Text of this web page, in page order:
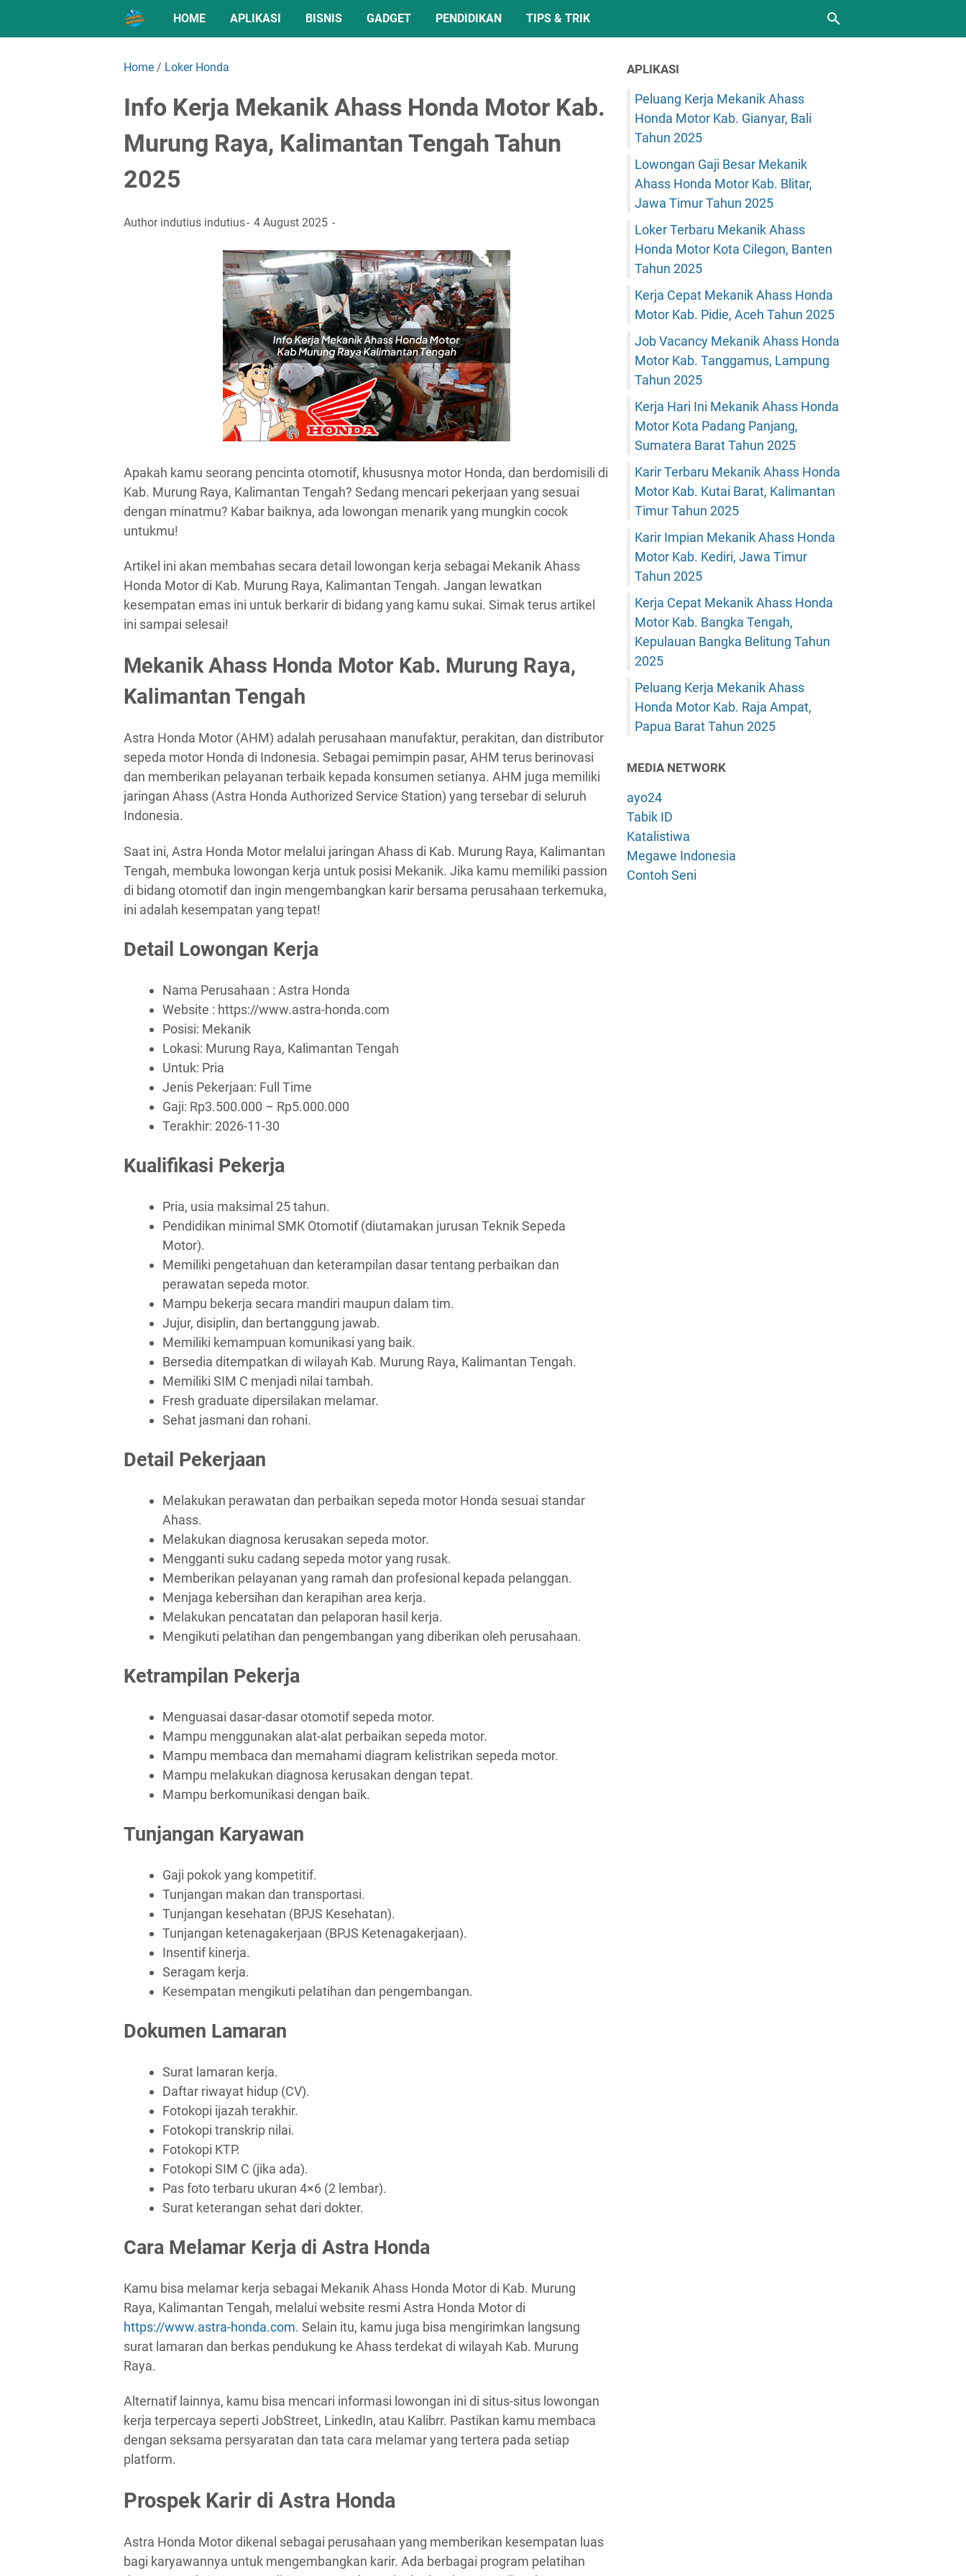
HOME APLIKASI BISNIS GADGET PENDIDIKAN TIPS & TRIK
Home / Loker Honda
Info Kerja Mekanik Ahass Honda Motor Kab.
Murung Raya, Kalimantan Tengah Tahun
2025
Author indutius indutius 4 August 2025
Apakah kamu seorang pencinta otomotif, khususnya motor Honda, dan berdomisili di
Kab. Murung Raya, Kalimantan Tengah? Sedang mencari pekerjaan yang sesuai
dengan minatmu? Kabar baiknya, ada lowongan menarik yang mungkin cocok
untukmu!
Artikel ini akan membahas secara detail lowongan kerja sebagai Mekanik Ahass
Honda Motor di Kab. Murung Raya, Kalimantan Tengah. Jangan lewatkan
kesempatan emas ini untuk berkarir di bidang yang kamu sukai. Simak terus artikel
ini sampai selesai!
Mekanik Ahass Honda Motor Kab. Murung Raya,
Kalimantan Tengah
Astra Honda Motor (AHM) adalah perusahaan manufaktur, perakitan, dan distributor
sepeda motor Honda di Indonesia. Sebagai pemimpin pasar, AHM terus berinovasi
dan memberikan pelayanan terbaik kepada konsumen setianya. AHM juga memiliki
jaringan Ahass (Astra Honda Authorized Service Station) yang tersebar di seluruh
Indonesia.
Saat ini, Astra Honda Motor melalui jaringan Ahass di Kab. Murung Raya, Kalimantan
Tengah, membuka lowongan kerja untuk posisi Mekanik. Jika kamu memiliki passion
di bidang otomotif dan ingin mengembangkan karir bersama perusahaan terkemuka,
ini adalah kesempatan yang tepat!
Detail Lowongan Kerja
Nama Perusahaan : Astra Honda
Website : https://www.astra-honda.com
Posisi: Mekanik
Lokasi: Murung Raya, Kalimantan Tengah
Untuk: Pria
Jenis Pekerjaan: Full Time
Gaji: Rp3.500.000 – Rp5.000.000
Terakhir: 2026-11-30
Kualifikasi Pekerja
Pria, usia maksimal 25 tahun.
Pendidikan minimal SMK Otomotif (diutamakan jurusan Teknik Sepeda
Motor).
Memiliki pengetahuan dan keterampilan dasar tentang perbaikan dan
perawatan sepeda motor.
Mampu bekerja secara mandiri maupun dalam tim.
Jujur, disiplin, dan bertanggung jawab.
Memiliki kemampuan komunikasi yang baik.
Bersedia ditempatkan di wilayah Kab. Murung Raya, Kalimantan Tengah.
Memiliki SIM C menjadi nilai tambah.
Fresh graduate dipersilakan melamar.
Sehat jasmani dan rohani.
Detail Pekerjaan
Melakukan perawatan dan perbaikan sepeda motor Honda sesuai standar
Ahass.
Melakukan diagnosa kerusakan sepeda motor.
Mengganti suku cadang sepeda motor yang rusak.
Memberikan pelayanan yang ramah dan profesional kepada pelanggan.
Menjaga kebersihan dan kerapihan area kerja.
Melakukan pencatatan dan pelaporan hasil kerja.
Mengikuti pelatihan dan pengembangan yang diberikan oleh perusahaan.
Ketrampilan Pekerja
Menguasai dasar-dasar otomotif sepeda motor.
Mampu menggunakan alat-alat perbaikan sepeda motor.
Mampu membaca dan memahami diagram kelistrikan sepeda motor.
Mampu melakukan diagnosa kerusakan dengan tepat.
Mampu berkomunikasi dengan baik.
Tunjangan Karyawan
Gaji pokok yang kompetitif.
Tunjangan makan dan transportasi.
Tunjangan kesehatan (BPJS Kesehatan).
Tunjangan ketenagakerjaan (BPJS Ketenagakerjaan).
Insentif kinerja.
Seragam kerja.
Kesempatan mengikuti pelatihan dan pengembangan.
Dokumen Lamaran
Surat lamaran kerja.
Daftar riwayat hidup (CV).
Fotokopi ijazah terakhir.
Fotokopi transkrip nilai.
Fotokopi KTP.
Fotokopi SIM C (jika ada).
Pas foto terbaru ukuran 4×6 (2 lembar).
Surat keterangan sehat dari dokter.
Cara Melamar Kerja di Astra Honda
Kamu bisa melamar kerja sebagai Mekanik Ahass Honda Motor di Kab. Murung
Raya, Kalimantan Tengah, melalui website resmi Astra Honda Motor di
https://www.astra-honda.com. Selain itu, kamu juga bisa mengirimkan langsung
surat lamaran dan berkas pendukung ke Ahass terdekat di wilayah Kab. Murung
Raya.
Alternatif lainnya, kamu bisa mencari informasi lowongan ini di situs-situs lowongan
kerja terpercaya seperti JobStreet, LinkedIn, atau Kalibrr. Pastikan kamu membaca
dengan seksama persyaratan dan tata cara melamar yang tertera pada setiap
platform.
Prospek Karir di Astra Honda
Astra Honda Motor dikenal sebagai perusahaan yang memberikan kesempatan luas
bagi karyawannya untuk mengembangkan karir. Ada berbagai program pelatihan
APLIKASI
Peluang Kerja Mekanik Ahass
Honda Motor Kab. Gianyar, Bali
Tahun 2025
Lowongan Gaji Besar Mekanik
Ahass Honda Motor Kab. Blitar,
Jawa Timur Tahun 2025
Loker Terbaru Mekanik Ahass
Honda Motor Kota Cilegon, Banten
Tahun 2025
Kerja Cepat Mekanik Ahass Honda
Motor Kab. Pidie, Aceh Tahun 2025
Job Vacancy Mekanik Ahass Honda
Motor Kab. Tanggamus, Lampung
Tahun 2025
Kerja Hari Ini Mekanik Ahass Honda
Motor Kota Padang Panjang,
Sumatera Barat Tahun 2025
Karir Terbaru Mekanik Ahass Honda
Motor Kab. Kutai Barat, Kalimantan
Timur Tahun 2025
Karir Impian Mekanik Ahass Honda
Motor Kab. Kediri, Jawa Timur
Tahun 2025
Kerja Cepat Mekanik Ahass Honda
Motor Kab. Bangka Tengah,
Kepulauan Bangka Belitung Tahun
2025
Peluang Kerja Mekanik Ahass
Honda Motor Kab. Raja Ampat,
Papua Barat Tahun 2025
MEDIA NETWORK
ayo24
Tabik ID
Katalistiwa
Megawe Indonesia
Contoh Seni